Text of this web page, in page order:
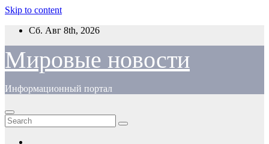
Skip to content
Сб. Авг 8th, 2026
Мировые новости
Информационный портал